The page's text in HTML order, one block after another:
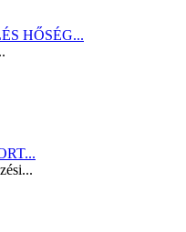
HŐSÉG...